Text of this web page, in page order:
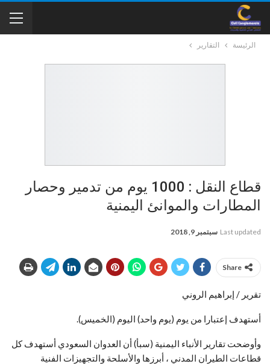
الرئيسة التقارير
قطاع النقل : 1000 يوم من تدمير وحصار
المطارات والموانئ اليمنية
Last updated سبتمبر 9, 2018
Share
تقرير / إبراهيم الروني
أستهدف إعتبارا من يوم (يوم واحد) اليوم (الخميس).
وأوضحت تقارير الأنباء اليمنية (سبأ) أن العدوان السعودي أستهدف كل
قطاعات الطيران المدني ، أبرزها والأسلحة والتجهيزات الفنية